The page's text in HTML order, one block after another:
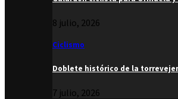
8 julio, 2026
Ciclismo
Doblete histórico de la
7 julio, 2026